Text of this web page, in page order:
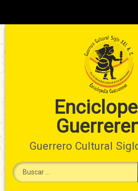
Guerrero Cultural